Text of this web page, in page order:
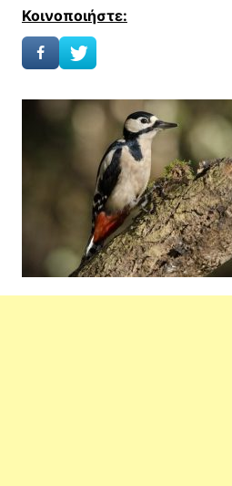
Κοινοποιήστε: